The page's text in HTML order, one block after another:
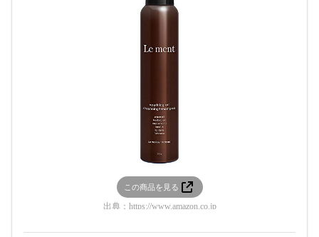
この商品を見る
出典： https://www.amazon.co.jp